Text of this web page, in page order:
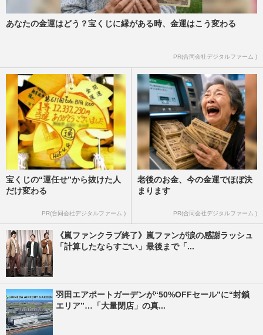
あなたの金運はどう？宝くじに縁がある時、金運はこう変わる
PR(合同会社デジタルファーム )
宝くじの“運任せ”から抜けた人
だけ変わる
PR(合同会社デジタルファーム )
老後のお金、今の金運でほぼ決
まります
PR(合同会社デジタルファーム )
《嵐ファンクラブ終了》嵐ファンが涙の感謝ラッシュ
「計算したならすごい」最後まで「...
羽田エアポートガーデンが“50%OFFセール”に“封鎖
エリア”…「大量閉店」の真...